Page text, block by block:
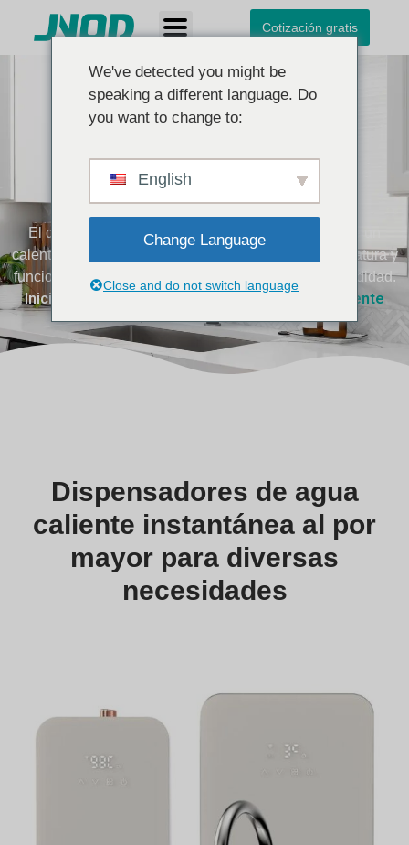
Cotización gratis
instantáneo de agua
caliente
El dispensador de agua caliente instantánea ofrece un
calentamiento rápido, un control preciso de la temperatura y
funciones de seguridad fiables para una mayor comodidad.
Inicio Dispensador instantáneo de agua caliente
Dispensadores de agua
caliente instantánea al por
mayor para diversas
necesidades
We've detected you might be
speaking a different language. Do
you want to change to:
English
Change Language
Close and do not switch language